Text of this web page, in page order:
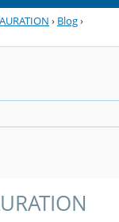
› Blog›